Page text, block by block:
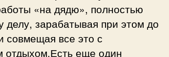
«на дядю», полностью
делу, зарабатывая при этом до
совмещая все это с
еще один